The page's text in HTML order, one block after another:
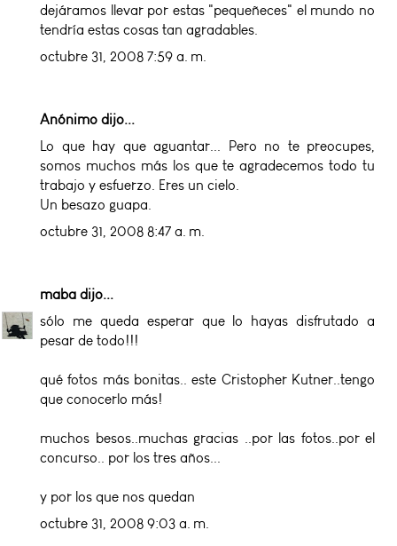
dejáramos llevar por estas "pequeñeces" el mundo no
tendría estas cosas tan agradables.
octubre 31, 2008 7:59 a. m.
Anónimo dijo...
Lo que hay que aguantar... Pero no te preocupes,
somos muchos más los que te agradecemos todo tu
trabajo y esfuerzo. Eres un cielo.
Un besazo guapa.
octubre 31, 2008 8:47 a. m.
maba dijo...
sólo me queda esperar que lo hayas disfrutado a
pesar de todo!!!
qué fotos más bonitas.. este Cristopher Kutner..tengo
que conocerlo más!
muchos besos..muchas gracias ..por las fotos..por el
concurso.. por los tres años...
y por los que nos quedan
octubre 31, 2008 9:03 a. m.